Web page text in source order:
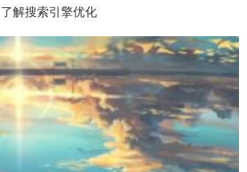
解搜索引擎优化